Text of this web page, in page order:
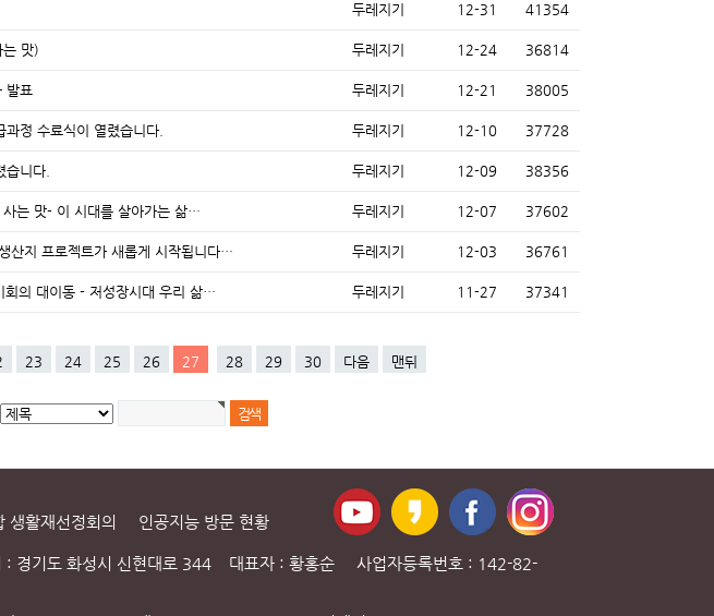
두레지기 12-31 41354
는 맛) 두레지기 12-24 36814
발표 두레지기 12-21 38005
정 수료식이 열렸습니다. 두레지기 12-10 37728
니다. 두레지기 12-09 38356
는 맛- 이 시대를 살아가는 삶… 두레지기 12-07 37602
산지 프로젝트가 새롭게 시작됩니다… 두레지기 12-03 36761
회의 대이동 - 저성장시대 우리 삶… 두레지기 11-27 37341
23 24 25 26 27 28 29 30 다음 맨뒤
생활재선정회의 인공지능 방문 현황
: 경기도 화성시 신현대로 344
대표자 : 황홍순 사업자등록번호 : 142-82-